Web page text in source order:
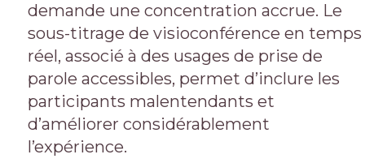
demande une concentration accrue. Le
sous-titrage de visioconférence en temps
réel, associé à des usages de prise de
parole accessibles, permet d’inclure les
participants malentendants et
d’améliorer considérablement
l’expérience.